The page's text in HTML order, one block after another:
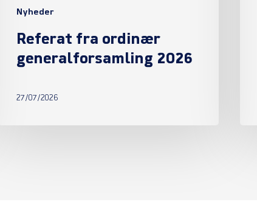
Nyheder
Referat fra ordinær
generalforsamling 2026
27/07/2026